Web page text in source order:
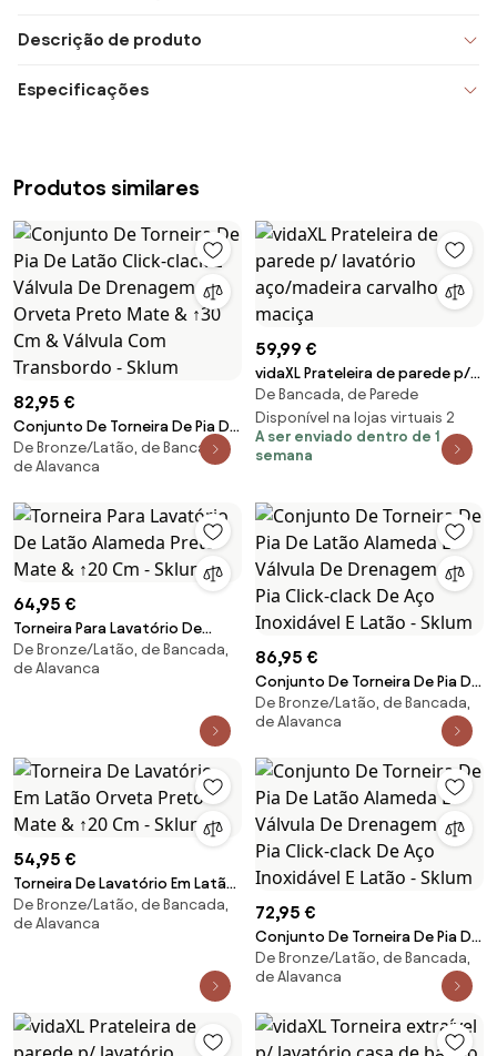
Descrição de produto
Especificações
Produtos similares
82,95 €
Conjunto De Torneira De Pia De
Latão Click-clack E Válvula De
Drenagem Orveta Preto Mate
Transbordo - Sklum
De Bronze/Latão, de Bancada,
de Alavanca
59,99 €
vidaXL Prateleira de parede p/
lavatório aço/madeira carvalho
maciça
De Bancada, de Parede
Disponível na lojas virtuais 2
A ser enviado dentro de 1
semana
64,95 €
Torneira Para Lavatório De
Latão Alameda Preto Mate &
↑20 Cm - Sklum
De Bronze/Latão, de Bancada,
de Alavanca
86,95 €
Conjunto De Torneira De Pia De
Latão Alameda E Válvula De
Drenagem De Pia Click-clack De
Aço Inoxidável E Latão - Sklum
De Bronze/Latão, de Bancada,
de Alavanca
54,95 €
Torneira De Lavatório Em Latão
Orveta Preto Mate & ↑20 Cm -
Sklum
De Bronze/Latão, de Bancada,
de Alavanca
72,95 €
Conjunto De Torneira De Pia De
Latão Alameda E Válvula De
Drenagem De Pia Click-clack De
Aço Inoxidável E Latão - Sklum
De Bronze/Latão, de Bancada,
de Alavanca